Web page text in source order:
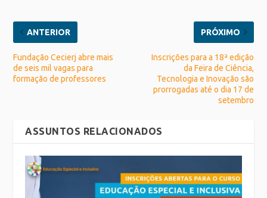
ANTERIOR
Fundação Cecierj abre mais
de seis mil vagas para
formação de professores
PRÓXIMO
Inscrições para a 18ª edição
da Feira de Ciência,
Tecnologia e Inovação são
prorrogadas até o dia 17 de
setembro
ASSUNTOS RELACIONADOS